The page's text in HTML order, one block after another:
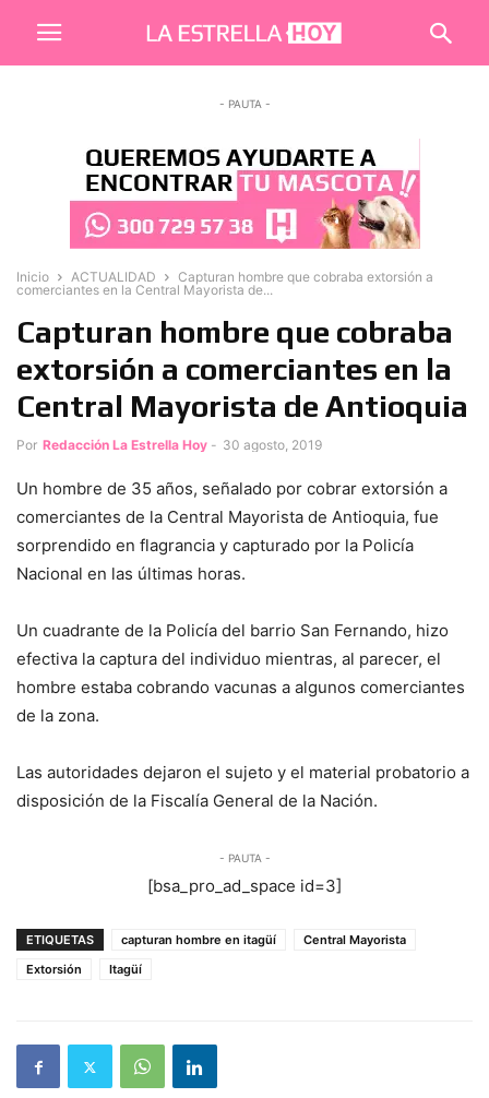
- PAUTA -
Inicio ACTUALIDAD
Capturan hombre que cobraba extorsión a
comerciantes en la Central Mayorista de...
Capturan hombre que cobraba
extorsión a comerciantes en la
Central Mayorista de Antioquia
Por Redacción La Estrella Hoy - 30 agosto, 2019
Un hombre de 35 años, señalado por cobrar extorsión a
comerciantes de la Central Mayorista de Antioquia, fue
sorprendido en flagrancia y capturado por la Policía
Nacional en las últimas horas.
Un cuadrante de la Policía del barrio San Fernando, hizo
efectiva la captura del individuo mientras, al parecer, el
hombre estaba cobrando vacunas a algunos comerciantes
de la zona.
Las autoridades dejaron el sujeto y el material probatorio a
disposición de la Fiscalía General de la Nación.
- PAUTA -
[bsa_pro_ad_space id=3]
ETIQUETAS capturan hombre en itagüí
Central Mayorista
Extorsión
Itagüí